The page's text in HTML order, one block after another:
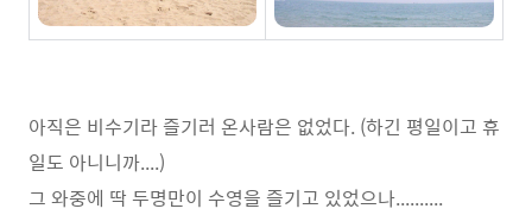
아직은 비수기라 즐기러 온사람은 없었다. (하긴 평일이고 휴
일도 아니니까....)
그 와중에 딱 두명만이 수영을 즐기고 있었으나..........